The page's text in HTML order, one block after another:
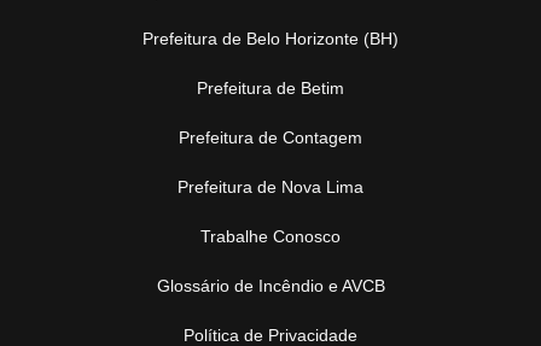
Prefeitura de Belo Horizonte (BH)
Prefeitura de Betim
Prefeitura de Contagem
Prefeitura de Nova Lima
Trabalhe Conosco
Glossário de Incêndio e AVCB
Política de Privacidade